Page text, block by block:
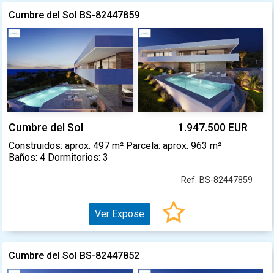
Cumbre del Sol BS-82447859
Cumbre del Sol 1.947.500 EUR
Construidos: aprox. 497 m² Parcela: aprox. 963 m²
Baños: 4 Dormitorios: 3
Ref. BS-82447859
Ver Expose
Cumbre del Sol BS-82447852